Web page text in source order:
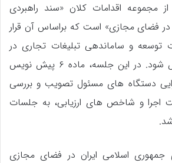
مجموعه اقدامات کلان «سند راهبردی
در فضای مجازی» است که براساس آن قرار
توسعه و ساماندهی تبلیغات تجاری در
فضای مجازی مشخص شود. در این جلسه، ماده ۶ پیش نویس
دستگاه های مسئول تصویب و بررسی
اجرا و شاخص های ارزیابی، به جلسات
جمهوری اسلامی ایران در فضای مجازی